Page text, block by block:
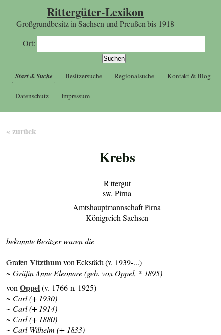
Rittergüter-Lexikon
Großgrundbesitz in Sachsen und Preußen bis 1918
Ort:
Start & Suche Besitzersuche Regionalsuche Kontakt & Blog
Datenschutz Impressum
« zurück
Krebs
Rittergut
sw. Pirna
Amtshauptmannschaft Pirna
Königreich Sachsen
bekannte Besitzer waren die
GrafenVitzthumvon Eckstädt (v. 1939-...)
~ Gräfin Anne Eleonore (geb. von Oppel, * 1895)
vonOppel(v. 1766-n. 1925)
~ Carl (+ 1930)
~ Carl (+ 1914)
~ Carl (+ 1880)
~ Carl Wilhelm (+ 1833)